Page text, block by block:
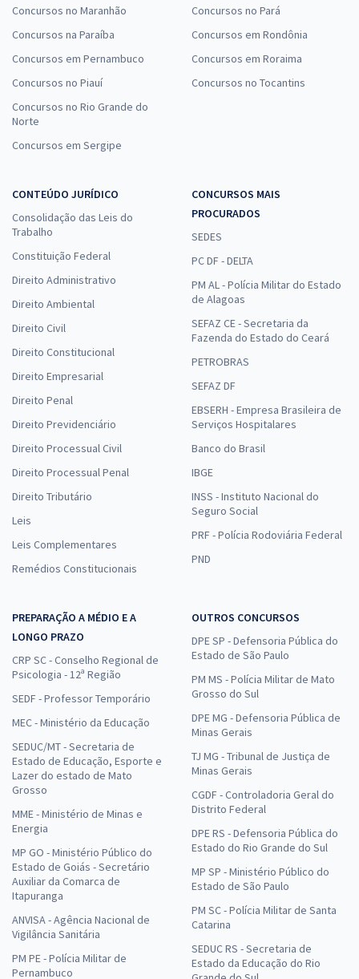
Concursos no Maranhão
Concursos na Paraíba
Concursos em Pernambuco
Concursos no Piauí
Concursos no Rio Grande do
Norte
Concursos em Sergipe
Concursos no Pará
Concursos em Rondônia
Concursos em Roraima
Concursos no Tocantins
CONTEÚDO JURÍDICO
Consolidação das Leis do
Trabalho
Constituição Federal
Direito Administrativo
Direito Ambiental
Direito Civil
Direito Constitucional
Direito Empresarial
Direito Penal
Direito Previdenciário
Direito Processual Civil
Direito Processual Penal
Direito Tributário
Leis
Leis Complementares
Remédios Constitucionais
CONCURSOS MAIS
PROCURADOS
SEDES
PC DF - DELTA
PM AL - Polícia Militar do Estado
de Alagoas
SEFAZ CE - Secretaria da
Fazenda do Estado do Ceará
PETROBRAS
SEFAZ DF
EBSERH - Empresa Brasileira de
Serviços Hospitalares
Banco do Brasil
IBGE
INSS - Instituto Nacional do
Seguro Social
PRF - Polícia Rodoviária Federal
PND
PREPARAÇÃO A MÉDIO E A
LONGO PRAZO
CRP SC - Conselho Regional de
Psicologia - 12ª Região
SEDF - Professor Temporário
MEC - Ministério da Educação
SEDUC/MT - Secretaria de
Estado de Educação, Esporte e
Lazer do estado de Mato
Grosso
MME - Ministério de Minas e
Energia
MP GO - Ministério Público do
Estado de Goiás - Secretário
Auxiliar da Comarca de
Itapuranga
ANVISA - Agência Nacional de
Vigilância Sanitária
PM PE - Polícia Militar de
Pernambuco
OUTROS CONCURSOS
DPE SP - Defensoria Pública do
Estado de São Paulo
PM MS - Polícia Militar de Mato
Grosso do Sul
DPE MG - Defensoria Pública de
Minas Gerais
TJ MG - Tribunal de Justiça de
Minas Gerais
CGDF - Controladoria Geral do
Distrito Federal
DPE RS - Defensoria Pública do
Estado do Rio Grande do Sul
MP SP - Ministério Público do
Estado de São Paulo
PM SC - Polícia Militar de Santa
Catarina
SEDUC RS - Secretaria de
Estado da Educação do Rio